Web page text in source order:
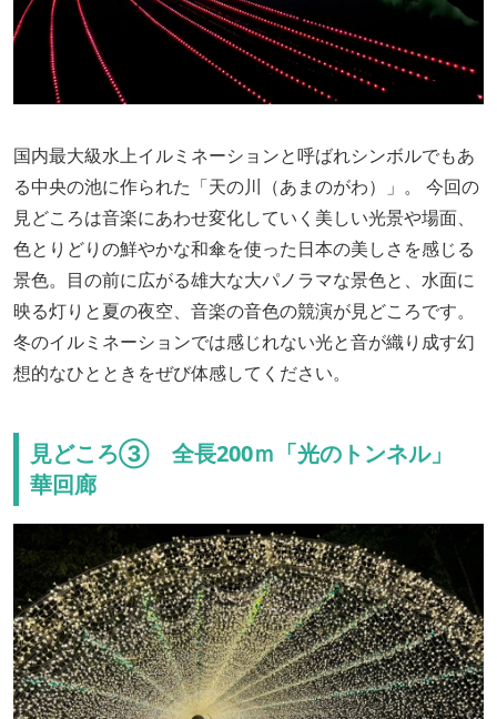
国内最大級水上イルミネーションと呼ばれシンボルでもあ
る中央の池に作られた「天の川（あまのがわ）」。 今回の
見どころは音楽にあわせ変化していく美しい光景や場面、
色とりどりの鮮やかな和傘を使った日本の美しさを感じる
景色。目の前に広がる雄大な大パノラマな景色と、水面に
映る灯りと夏の夜空、音楽の音色の競演が見どころです。
冬のイルミネーションでは感じれない光と音が織り成す幻
想的なひとときをぜび体感してください。
見どころ③ 全長200ｍ「光のトンネル」
華回廊